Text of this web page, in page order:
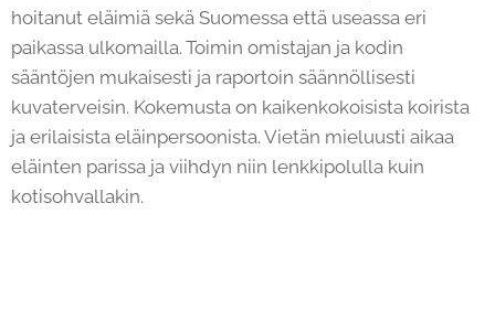
hoitanut eläimiä sekä Suomessa että useassa eri
paikassa ulkomailla. Toimin omistajan ja kodin
sääntöjen mukaisesti ja raportoin säännöllisesti
kuvaterveisin. Kokemusta on kaikenkokoisista koirista
ja erilaisista eläinpersoonista. Vietän mieluusti aikaa
eläinten parissa ja viihdyn niin lenkkipolulla kuin
kotisohvallakin.